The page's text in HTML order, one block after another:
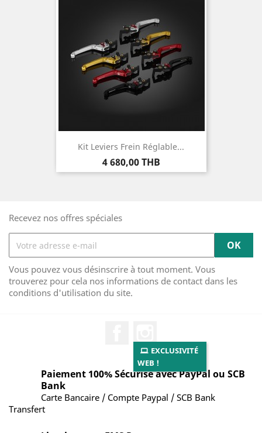
Kit Leviers Frein Réglable...
Prix
4 680,00 THB
EXCLUSIVITÉ
WEB !
Recevez nos offres spéciales
Vous pouvez vous désinscrire à tout moment. Vous
trouverez pour cela nos informations de contact dans les
conditions d'utilisation du site.
Paiement 100% Sécurisé avec PayPal ou SCB
Bank
Carte Bancaire / Compte Paypal / SCB Bank
Transfert